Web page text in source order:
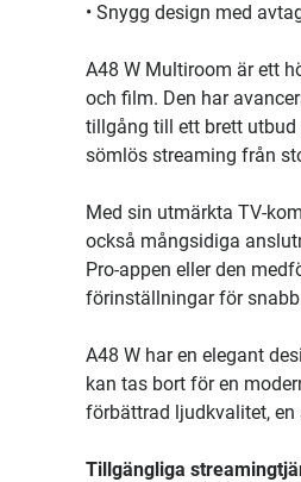
• Snygg design med
A48 W Multiroom är ett
och film. Den har
tillgång till ett brett utbud
sömlös streaming från
Med sin utmärkta TV-
också mångsidiga
Pro-appen eller den
förinställningar för
A48 W har en elegant
kan tas bort för en
förbättrad ljudkvalitet,
Tillgängliga